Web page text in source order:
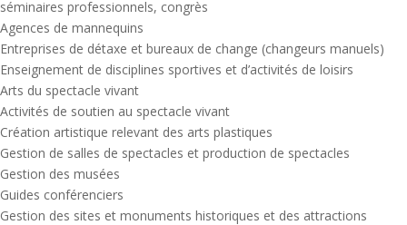
séminaires professionnels, congrès
Agences de mannequins
Entreprises de détaxe et bureaux de change (changeurs manuels)
Enseignement de disciplines sportives et d’activités de loisirs
Arts du spectacle vivant
Activités de soutien au spectacle vivant
Création artistique relevant des arts plastiques
Gestion de salles de spectacles et production de spectacles
Gestion des musées
Guides conférenciers
Gestion des sites et monuments historiques et des attractions